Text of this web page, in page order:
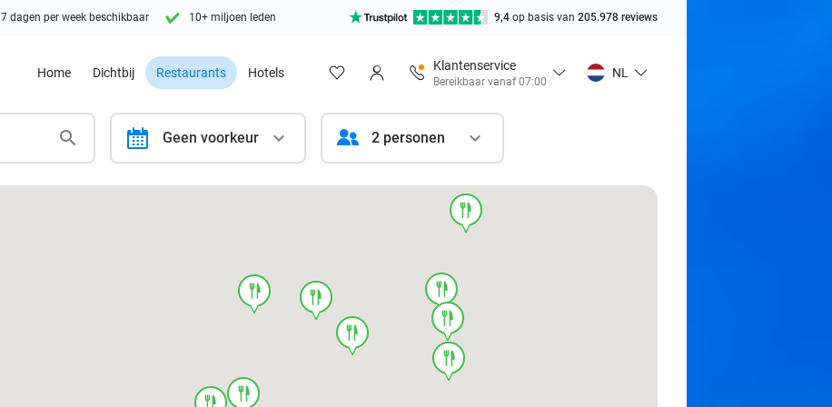
7 dagen per week beschikbaar 10+ miljoen leden 9,4 op basis van 205.978 reviews
Home Dichtbij Restaurants Hotels
Klantenservice
Bereikbaar vanaf 07:00
NL
calendar Geen voorkeur 2 personen
food
food
food
food
food
food
food
food
food